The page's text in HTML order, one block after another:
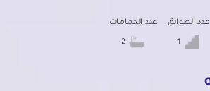
عدد الطوابق عدد الحمامات